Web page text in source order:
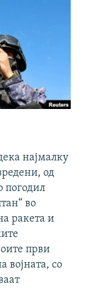
најмалку
од
погодил
во
ракета и
први
војната, со